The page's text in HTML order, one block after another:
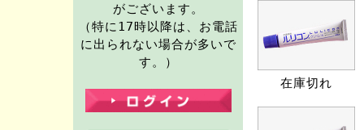
がございます。
（特に17時以降は、お電話
に出られない場合が多いで
す。）
在庫切れ